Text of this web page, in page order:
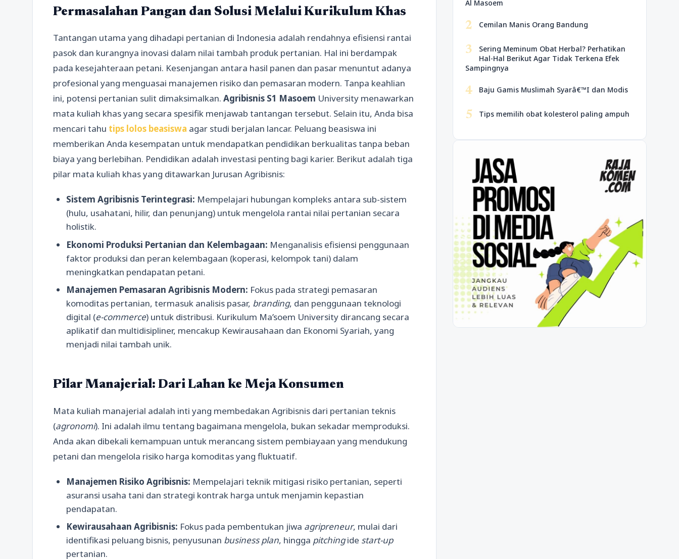
Permasalahan Pangan dan Solusi Melalui Kurikulum Khas
Tantangan utama yang dihadapi pertanian di Indonesia adalah rendahnya efisiensi rantai
pasok dan kurangnya inovasi dalam nilai tambah produk pertanian. Hal ini berdampak
pada kesejahteraan petani. Kesenjangan antara hasil panen dan pasar menuntut adanya
profesional yang menguasai manajemen risiko dan pemasaran modern. Tanpa keahlian
ini, potensi pertanian sulit dimaksimalkan. Agribisnis S1 Masoem University menawarkan
mata kuliah khas yang secara spesifik menjawab tantangan tersebut. Selain itu, Anda bisa
mencari tahu tips lolos beasiswa agar studi berjalan lancar. Peluang beasiswa ini
memberikan Anda kesempatan untuk mendapatkan pendidikan berkualitas tanpa beban
biaya yang berlebihan. Pendidikan adalah investasi penting bagi karier. Berikut adalah tiga
pilar mata kuliah khas yang ditawarkan Jurusan Agribisnis:
Sistem Agribisnis Terintegrasi: Mempelajari hubungan kompleks antara sub-sistem
(hulu, usahatani, hilir, dan penunjang) untuk mengelola rantai nilai pertanian secara
holistik.
Ekonomi Produksi Pertanian dan Kelembagaan: Menganalisis efisiensi penggunaan
faktor produksi dan peran kelembagaan (koperasi, kelompok tani) dalam
meningkatkan pendapatan petani.
Manajemen Pemasaran Agribisnis Modern: Fokus pada strategi pemasaran
komoditas pertanian, termasuk analisis pasar, branding, dan penggunaan teknologi
digital (e-commerce) untuk distribusi. Kurikulum Ma’soem University dirancang secara
aplikatif dan multidisipliner, mencakup Kewirausahaan dan Ekonomi Syariah, yang
menjadi nilai tambah unik.
Pilar Manajerial: Dari Lahan ke Meja Konsumen
Mata kuliah manajerial adalah inti yang membedakan Agribisnis dari pertanian teknis
(agronomi). Ini adalah ilmu tentang bagaimana mengelola, bukan sekadar memproduksi.
Anda akan dibekali kemampuan untuk merancang sistem pembiayaan yang mendukung
petani dan mengelola risiko harga komoditas yang fluktuatif.
Manajemen Risiko Agribisnis: Mempelajari teknik mitigasi risiko pertanian, seperti
asuransi usaha tani dan strategi kontrak harga untuk menjamin kepastian
pendapatan.
Kewirausahaan Agribisnis: Fokus pada pembentukan jiwa agripreneur, mulai dari
identifikasi peluang bisnis, penyusunan business plan, hingga pitchingide start-up
pertanian.
Al Masoem
2 Cemilan Manis Orang Bandung
3
Sering Meminum Obat Herbal? Perhatikan
Hal-Hal Berikut Agar Tidak Terkena Efek
Sampingnya
4 Baju Gamis Muslimah Syarâ€™I dan Modis
5 Tips memilih obat kolesterol paling ampuh